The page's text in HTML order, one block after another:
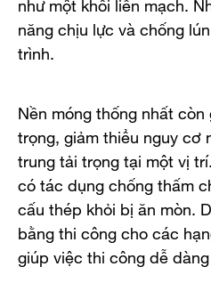
năng chịu lực và chống
trình.
Nền móng thống nhất
trọng, giảm thiểu nguy cơ
trung tải trọng tại một vị
có tác dụng chống thấm
cấu thép khỏi bị ăn mòn.
bằng thi công cho các
giúp việc thi công dễ